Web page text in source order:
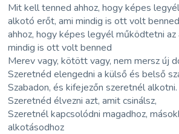
Mit kell tenned ahhoz, hogy képes
alkotó erőt, ami mindig is ott volt
ahhoz, hogy képes legyél működtetni
mindig is ott volt benned
Merev vagy, kötött vagy, nem mersz új
Szeretnéd elengedni a külső és belső
Szabadon, és kifejezőn szeretnél alkotni.
Szeretnéd élvezni azt, amit csinálsz,
Szeretnél kapcsolódni magadhoz,
alkotásodhoz